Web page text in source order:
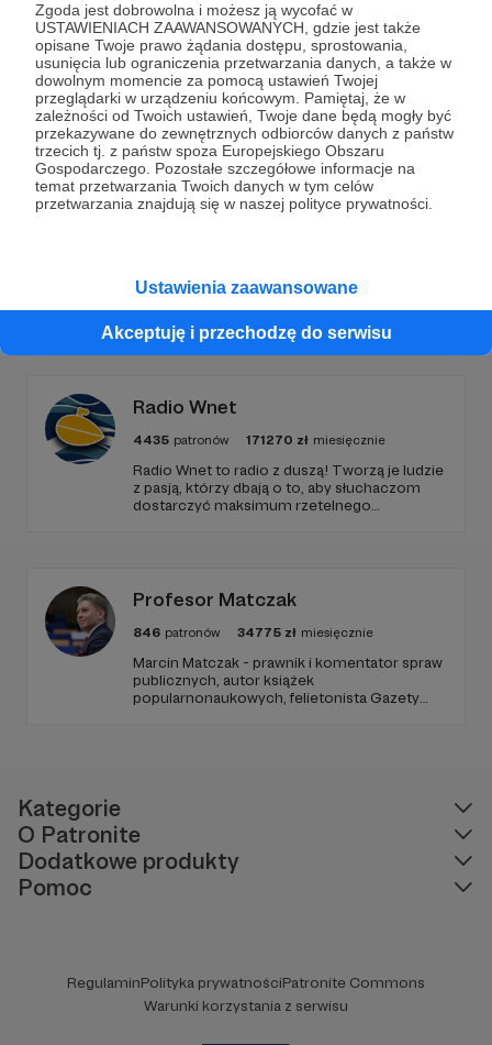
Zgoda jest dobrowolna i możesz ją wycofać w
USTAWIENIACH ZAAWANSOWANYCH, gdzie jest także
opisane Twoje prawo żądania dostępu, sprostowania,
usunięcia lub ograniczenia przetwarzania danych, a także w
dowolnym momencie za pomocą ustawień Twojej
przeglądarki w urządzeniu końcowym. Pamiętaj, że w
zależności od Twoich ustawień, Twoje dane będą mogły być
przekazywane do zewnętrznych odbiorców danych z państw
trzecich tj. z państw spoza Europejskiego Obszaru
Gospodarczego. Pozostałe szczegółowe informacje na
temat przetwarzania Twoich danych w tym celów
przetwarzania znajdują się w naszej polityce prywatności.
Ustawienia zaawansowane
Akceptuję i przechodzę do serwisu
Dołącz do grona Patronów!
Wesprzyj działalność AutoraMarcin Ogdowski
teraz!
Zostań Patronem
Promowani autorzy
Radio Wnet
4435 patronów 171270 zł miesięcznie
Radio Wnet to radio z duszą! Tworzą je ludzie
z pasją, którzy dbają o to, aby słuchaczom
dostarczyć maksimum rzetelnego
Profesor Matczak
846 patronów 34775 zł miesięcznie
Marcin Matczak - prawnik i komentator spraw
publicznych, autor książek
popularnonaukowych, felietonista Gazety
Kategorie
O Patronite
Dodatkowe produkty
Pomoc
RegulaminPolityka prywatnościPatronite Commons
Warunki korzystania z serwisu